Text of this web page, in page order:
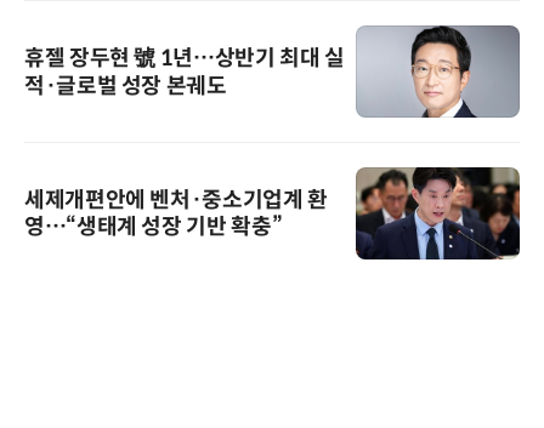
휴젤 장두현 號 1년…상반기 최대 실
적·글로벌 성장 본궤도
세제개편안에 벤처·중소기업계 환
영…“생태계 성장 기반 확충”